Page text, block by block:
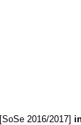
[SoSe 2016/2017]